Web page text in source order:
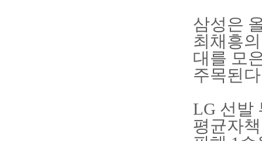
삼성은
최채흥
대를 모
주목된
LG 선발
평균자